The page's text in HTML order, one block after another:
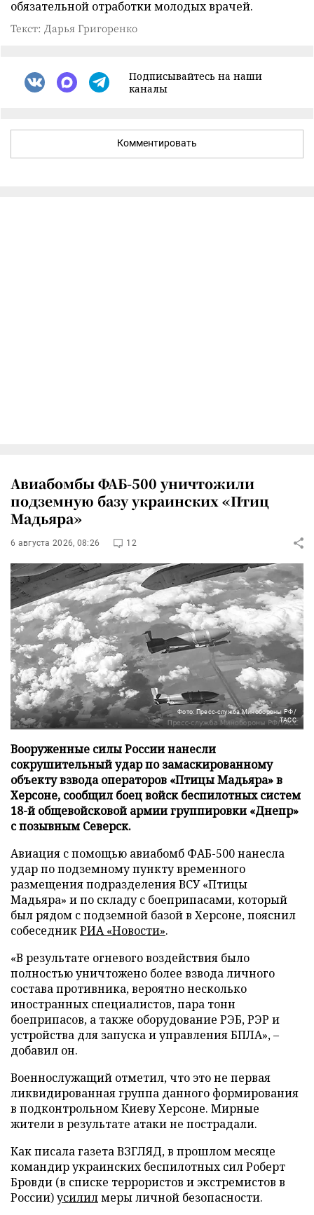
обязательной отработки молодых врачей.
Текст: Дарья Григоренко
Подписывайтесь на наши
каналы
Комментировать
Авиабомбы ФАБ-500 уничтожили
подземную базу украинских «Птиц
Мадьяра»
6 августа 2026, 08:26 12
Фото: Пресс-служба Минобороны РФ/
ТАСС
Вооруженные силы России нанесли
сокрушительный удар по замаскированному
объекту взвода операторов «Птицы Мадьяра» в
Херсоне, сообщил боец войск беспилотных систем
18-й общевойсковой армии группировки «Днепр»
с позывным Северск.
Авиация с помощью авиабомб ФАБ-500 нанесла
удар по подземному пункту временного
размещения подразделения ВСУ «Птицы
Мадьяра» и по складу с боеприпасами, который
был рядом с подземной базой в Херсоне, пояснил
собеседникРИА «Новости».
«В результате огневого воздействия было
полностью уничтожено более взвода личного
состава противника, вероятно несколько
иностранных специалистов, пара тонн
боеприпасов, а также оборудование РЭБ, РЭР и
устройства для запуска и управления БПЛА», –
добавил он.
Военнослужащий отметил, что это не первая
ликвидированная группа данного формирования
в подконтрольном Киеву Херсоне. Мирные
жители в результате атаки не пострадали.
Как писала газета ВЗГЛЯД, в прошлом месяце
командир украинских беспилотных сил Роберт
Бровди (в списке террористов и экстремистов в
России)усилилмеры личной безопасности.